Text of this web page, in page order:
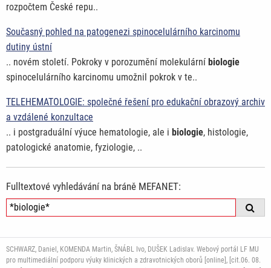
rozpočtem České repu..
Současný pohled na patogenezi spinocelulárního karcinomu
dutiny ústní
.. novém století. Pokroky v porozumění molekulární biologie
spinocelulárního karcinomu umožnil pokrok v te..
TELEHEMATOLOGIE: společné řešení pro edukační obrazový archiv
a vzdálené konzultace
.. i postgraduální výuce hematologie, ale i biologie, histologie,
patologické anatomie, fyziologie, ..
Fulltextové vyhledávání na bráně MEFANET:
SCHWARZ, Daniel, KOMENDA Martin, ŠNÁBL Ivo, DUŠEK Ladislav. Webový portál LF MU
pro multimediální podporu výuky klinických a zdravotnických oborů [online], [cit.06. 08.